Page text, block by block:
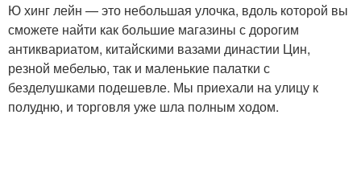
Ю хинг лейн — это небольшая улочка, вдоль которой вы
сможете найти как большие магазины с дорогим
антиквариатом, китайскими вазами династии Цин,
резной мебелью, так и маленькие палатки с
безделушками подешевле. Мы приехали на улицу к
полудню, и торговля уже шла полным ходом.